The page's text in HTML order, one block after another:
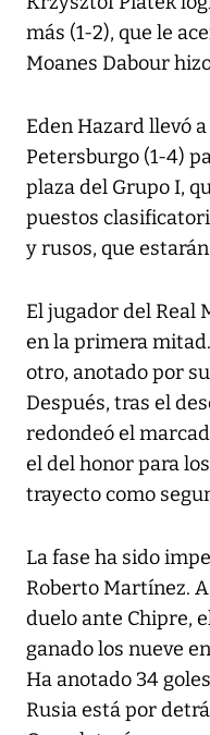
más (1-2), que le
Moanes Dabour
Eden Hazard llevó
Petersburgo (1-4)
plaza del Grupo I,
puestos
y rusos, que
El jugador del Real
en la primera
otro, anotado por
Después, tras el
redondeó el
el del honor para
trayecto como
La fase ha sido
Roberto Martínez.
duelo ante Chipre,
ganado los nueve
Ha anotado 34
Rusia está por